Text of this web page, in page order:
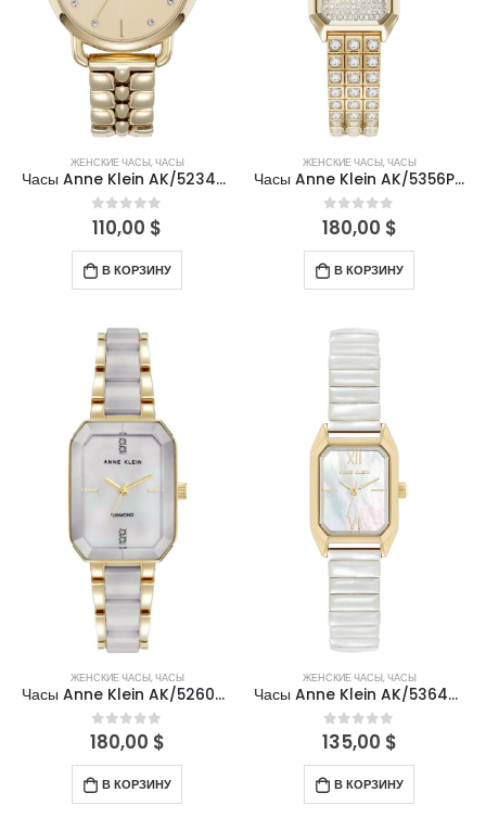
ЖЕНСКИЕ ЧАСЫ,ЧАСЫ
Часы Anne Klein AK/5234CHGB
0out of 5
110,00 $
В КОРЗИНУ
ЖЕНСКИЕ ЧАСЫ,ЧАСЫ
Часы Anne Klein AK/5356PVRG
0out of 5
180,00 $
В КОРЗИНУ
ЖЕНСКИЕ ЧАСЫ,ЧАСЫ
Часы Anne Klein AK/5260TNGB
0out of 5
180,00 $
В КОРЗИНУ
ЖЕНСКИЕ ЧАСЫ,ЧАСЫ
Часы Anne Klein AK/5364MPGB
0out of 5
135,00 $
В КОРЗИНУ